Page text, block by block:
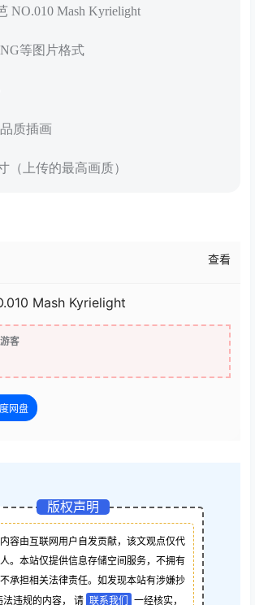
NO.010 Mash Kyrielight
等图片格式
质插画
（上传的最高画质）
查看
Mash Kyrielight
游客
网盘
版权声明
容由互联网用户自发贡献，该文观点仅代
。本站仅提供信息存储空间服务，不拥有
承担相关法律责任。如发现本站有涉嫌抄
法违规的内容， 请 联系我们
一经核实，